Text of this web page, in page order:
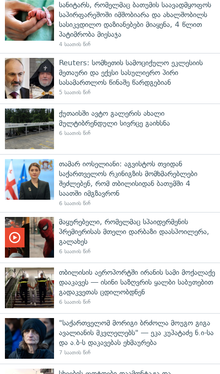
სანიტარს, რომელმაც ბათუმის საავადმყოფოს
საპირფარეშოში იმშობიარა და ახალშობილს
სასიკვდილო დაზიანებები მიაყენა, 4 წლით
პატიმრობა მიესაჯა
4 საათის წინ
Reuters: სომხეთის სამოციქულო ეკლესიის
მეთაური და ექვსი სასულიერო პირი
სასამართლოს წინაშე წარდგებიან
5 საათის წინ
ქუთაისში ავტო გალერის ახალი
მულტიბრენდული სივრცე გაიხსნა
6 საათის წინ
თამარ იოსელიანი: აგვისტოს თვიდან
საქართველოს რკინიგზის მომხმარებლები
შეძლებენ, რომ თბილისიდან ბათუმში 4
საათში იმგზავრონ
6 საათის წინ
მაყურებელი, რომელმაც სპაიდერმენის
პრემიერისას მთელი დარბაზი დაასპოილერა,
გალახეს
6 საათის წინ
თბილისის აეროპორტში ირანის სამი მოქალაქე
დააკავეს — ისინი საზღვრის ყალბი საბუთებით
გადაკვეთას ცდილობდნენ
6 საათის წინ
"საქართველომ მორიგი ბრძოლა მოუგო გიგა
ავალიანის მკვლელებს" — ეკა კუპატაძე ნ.ი-სა
და ა.ბ-ს დაკავებას ეხმაურება
7 საათის წინ